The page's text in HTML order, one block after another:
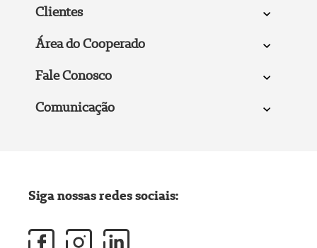
Clientes
Área do Cooperado
Fale Conosco
Comunicação
Siga nossas redes sociais: